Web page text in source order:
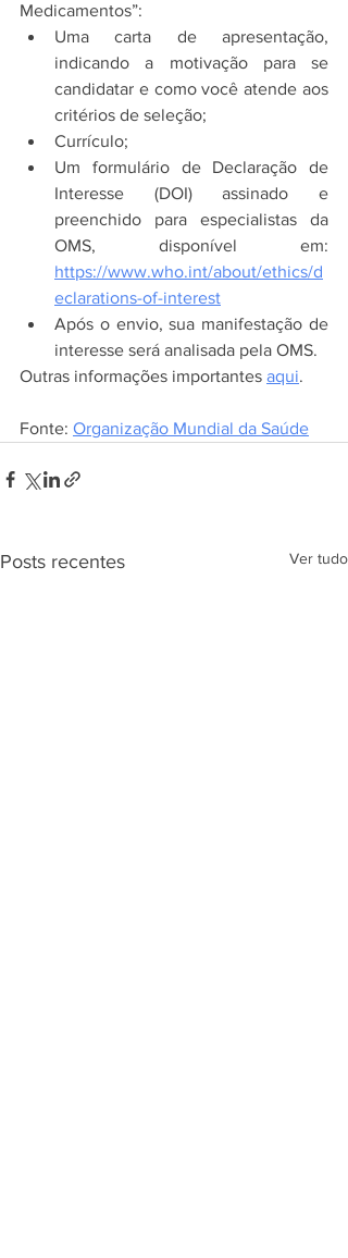
Medicamentos”:
Uma carta de apresentação,
indicando a motivação para se
candidatar e como você atende aos
critérios de seleção;
Currículo;
Um formulário de Declaração de
Interesse (DOI) assinado e
preenchido para especialistas da
https://www.who.int/about/ethics/d
eclarations-of-interest
Após o envio, sua manifestação de
interesse será analisada pela OMS.
Outras informações importantes aqui.
Fonte: Organização Mundial da Saúde
Posts recentes Ver tudo